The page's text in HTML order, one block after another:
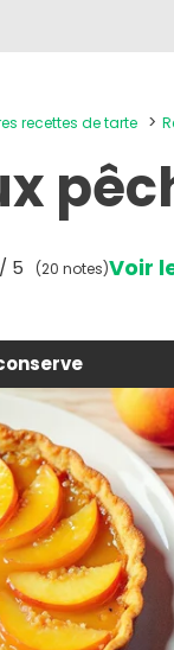
recettes de tarte
/ 5 (20 notes)Voir